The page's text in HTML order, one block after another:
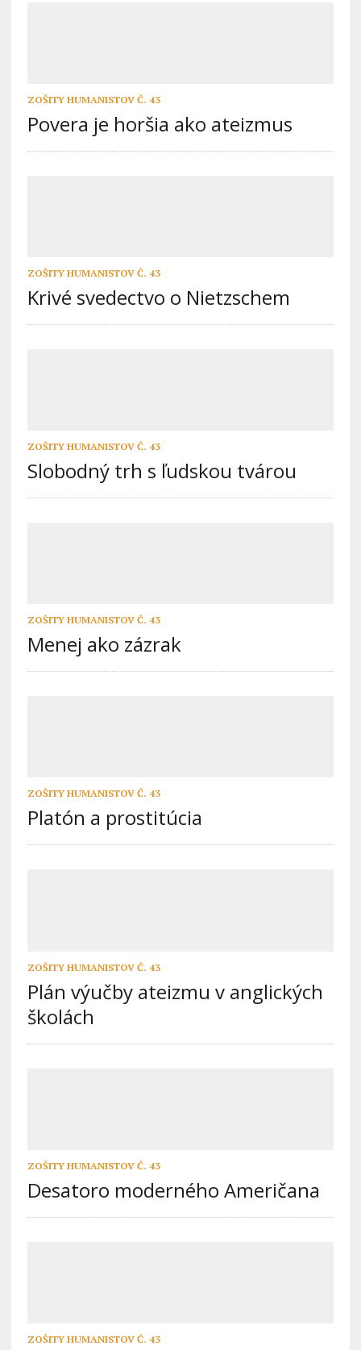
ZOŠITY HUMANISTOV Č. 43
Povera je horšia ako ateizmus
ZOŠITY HUMANISTOV Č. 43
Krivé svedectvo o Nietzschem
ZOŠITY HUMANISTOV Č. 43
Slobodný trh s ľudskou tvárou
ZOŠITY HUMANISTOV Č. 43
Menej ako zázrak
ZOŠITY HUMANISTOV Č. 43
Platón a prostitúcia
ZOŠITY HUMANISTOV Č. 43
Plán výučby ateizmu v anglických
školách
ZOŠITY HUMANISTOV Č. 43
Desatoro moderného Američana
ZOŠITY HUMANISTOV Č. 43